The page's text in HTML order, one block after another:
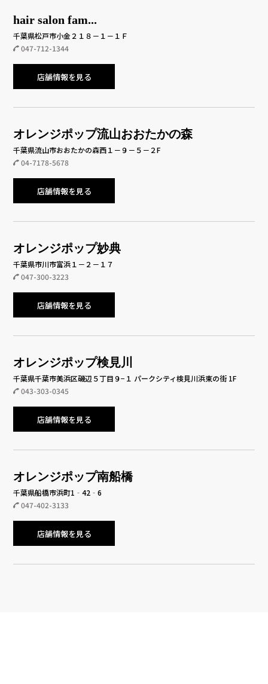
hair salon fam...
千葉県松戸市小金２１８－１－１Ｆ
047-712-1344
店舗情報を見る
オレンジポップ流山おおたかの森
千葉県流山市おおたかの森西１－９－５－２F
04-7178-5678
店舗情報を見る
オレンジポップ妙典
千葉県市川市富浜１－２－１７
047-300-3223
店舗情報を見る
オレンジポップ検見川
千葉県千葉市美浜区磯辺５丁目９−１ パークシティ検見川浜東の街 1F
043-303-0345
店舗情報を見る
オレンジポップ南船橋
千葉県船橋市浜町1‐42‐6
047-402-3133
店舗情報を見る